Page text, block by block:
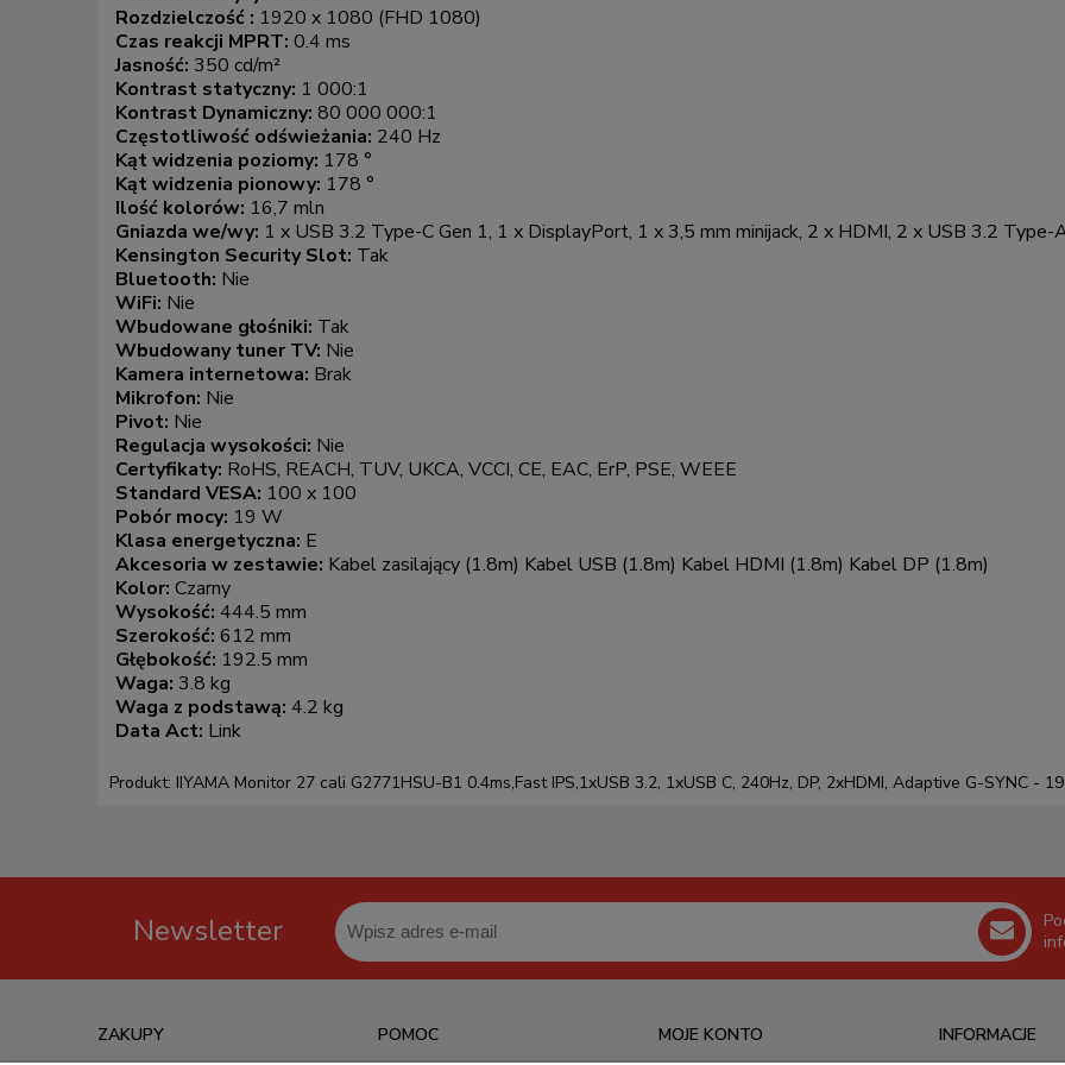
Rozdzielczość : 1920 x 1080 (FHD 1080)
Czas reakcji MPRT: 0.4 ms
Jasność: 350 cd/m²
Kontrast statyczny: 1 000:1
Kontrast Dynamiczny: 80 000 000:1
Częstotliwość odświeżania: 240 Hz
Kąt widzenia poziomy: 178 °
Kąt widzenia pionowy: 178 °
Ilość kolorów: 16,7 mln
Gniazda we/wy: 1 x USB 3.2 Type-C Gen 1, 1 x DisplayPort, 1 x 3,5 mm minijack, 2 x HDMI, 2 x USB 3.2 Type-
Kensington Security Slot: Tak
Bluetooth: Nie
WiFi: Nie
Wbudowane głośniki: Tak
Wbudowany tuner TV: Nie
Kamera internetowa: Brak
Mikrofon: Nie
Pivot: Nie
Regulacja wysokości: Nie
Certyfikaty: RoHS, REACH, TUV, UKCA, VCCI, CE, EAC, ErP, PSE, WEEE
Standard VESA: 100 x 100
Pobór mocy: 19 W
Klasa energetyczna: E
Akcesoria w zestawie: Kabel zasilający (1.8m) Kabel USB (1.8m) Kabel HDMI (1.8m) Kabel DP (1.8m)
Kolor: Czarny
Wysokość: 444.5 mm
Szerokość: 612 mm
Głębokość: 192.5 mm
Waga: 3.8 kg
Waga z podstawą: 4.2 kg
Data Act: Link
Produkt: IIYAMA Monitor 27 cali G2771HSU-B1 0.4ms,Fast IPS,1xUSB 3.2, 1xUSB C, 240Hz, DP, 2xHDMI, Adaptive G-SYNC -
Newsletter
ZAKUPY POMOC MOJE KONTO INFORMACJE